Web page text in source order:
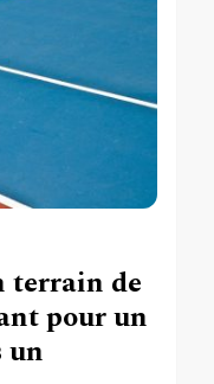
terrain de
pour un
un